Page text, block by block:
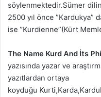
söylenmektedir.Sümer
2500 yıl önce ”Kardukya”
ise ”Kurdienne”(Kürt
The Name Kurd And İts
yazısında yazar ve
yazıtlardan ortaya
koyduğu